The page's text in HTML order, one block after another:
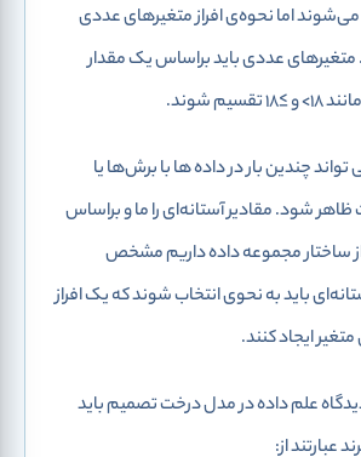
اما نحوه‌ی افراز متغیرهای عددی
عددی باید براساس یک مقدار
شوند.
چندین بار در داده ها با برش‌ها یا
شود. مقادیر آستانه‌ای را ما و براساس
ساختار مجموعه داده داریم مشخص
باید به نحوی انتخاب شوند که یک افراز
ایجاد کنند.
علم داده در مدل درخت تصمیم باید
عبارتند از: